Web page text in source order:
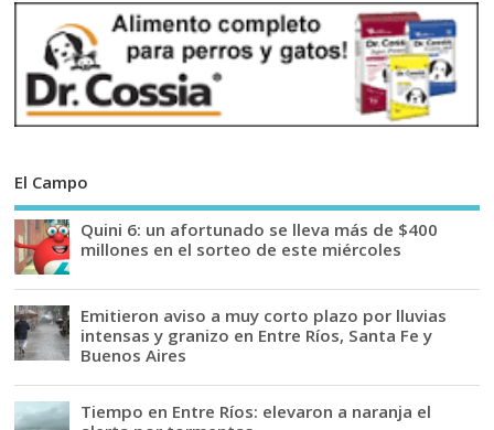
El Campo
Quini 6: un afortunado se lleva más de $400
millones en el sorteo de este miércoles
Emitieron aviso a muy corto plazo por lluvias
intensas y granizo en Entre Ríos, Santa Fe y
Buenos Aires
Tiempo en Entre Ríos: elevaron a naranja el